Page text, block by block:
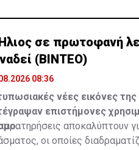
σε πρωτοφανή
(ΒΙΝΤΕΟ)
08:36
νέες εικόνες
επιστήμονες
αποκαλύπτουν
οι οποίες